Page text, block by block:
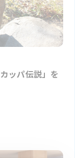
ッパ伝説」を